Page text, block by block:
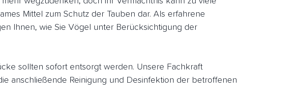
Mittel zum Schutz der Tauben dar. Als erfahrene
Ihnen, wie Sie Vögel unter Berücksichtigung der
sollten sofort entsorgt werden. Unsere Fachkraft
anschließende Reinigung und Desinfektion der betroffenen